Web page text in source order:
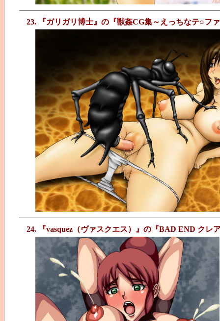
23. 『ガリガリ博士』の『獣姦CG集～えっちなテ○フ
24. 『vasquez（ヴァスクエス）』の『BAD END クレ